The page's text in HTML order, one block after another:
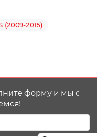
(2009-2015)
форму и мы с